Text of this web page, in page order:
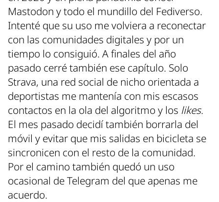
Mastodon y todo el mundillo del Fediverso.
Intenté que su uso me volviera a reconectar
con las comunidades digitales y por un
tiempo lo consiguió. A finales del año
pasado cerré también ese capítulo. Solo
Strava, una red social de nicho orientada a
deportistas me mantenía con mis escasos
contactos en la ola del algoritmo y los likes.
El mes pasado decidí también borrarla del
móvil y evitar que mis salidas en bicicleta se
sincronicen con el resto de la comunidad.
Por el camino también quedó un uso
ocasional de Telegram del que apenas me
acuerdo.